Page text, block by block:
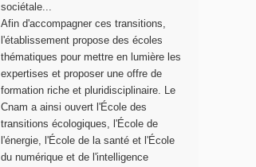
sociétale...
Afin d'accompagner ces transitions,
l'établissement propose des écoles
thématiques pour mettre en lumière les
expertises et proposer une offre de
formation riche et pluridisciplinaire. Le
Cnam a ainsi ouvert l'École des
transitions écologiques, l'École de
l'énergie, l'École de la santé et l'École
du numérique et de l'intelligence